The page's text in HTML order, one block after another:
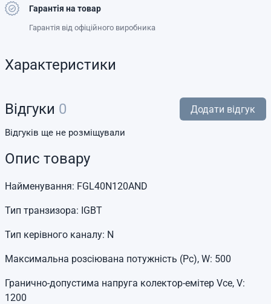
Гарантія на товар
Гарантія від офіційного виробника
Характеристики
Відгуки 0 Додати відгук
Відгуків ще не розміщували
Опис товару
Найменування: FGL40N120AND
Тип транзизора: IGBT
Тип керівного каналу: N
Максимальна розсіювана потужність (Pc), W: 500
Гранично-допустима напруга колектор-емітер Vce, V:
1200